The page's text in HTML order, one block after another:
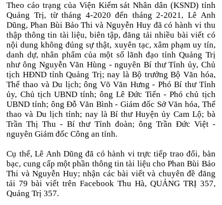
Theo cáo trạng của Viện Kiểm sát Nhân dân (KSND) tỉnh
Quảng Trị, từ tháng 4-2020 đến tháng 2-2021, Lê Anh
Dũng, Phan Bùi Bảo Thi và Nguyễn Huy đã có hành vi thu
thập thông tin tài liệu, biên tập, đăng tải nhiều bài viết có
nội dung không đúng sự thật, xuyên tạc, xâm phạm uy tín,
danh dự, nhân phẩm của một số lãnh đạo tỉnh Quảng Trị
như ông Nguyễn Văn Hùng - nguyên Bí thư Tỉnh ủy, Chủ
tịch HĐND tỉnh Quảng Trị; nay là Bộ trưởng Bộ Văn hóa,
Thể thao và Du lịch; ông Võ Văn Hưng - Phó Bí thư Tỉnh
ủy, Chủ tịch UBND tỉnh; ông Lê Đức Tiến - Phó chủ tịch
UBND tỉnh; ông Đỗ Văn Bình - Giám đốc Sở Văn hóa, Thể
thao và Du lịch tỉnh; nay là Bí thư Huyện ủy Cam Lộ; bà
Trần Thị Thu - Bí thư Tỉnh đoàn; ông Trần Đức Việt -
nguyên Giám đốc Công an tỉnh.
Cụ thể, Lê Anh Dũng đã có hành vi trực tiếp trao đổi, bàn
bạc, cung cấp một phần thông tin tài liệu cho Phan Bùi Bảo
Thi và Nguyễn Huy; nhận các bài viết và chuyên đề đăng
tải 79 bài viết trên Facebook Thu Hà, QUẢNG TRỊ 357,
Quảng Trị 357.